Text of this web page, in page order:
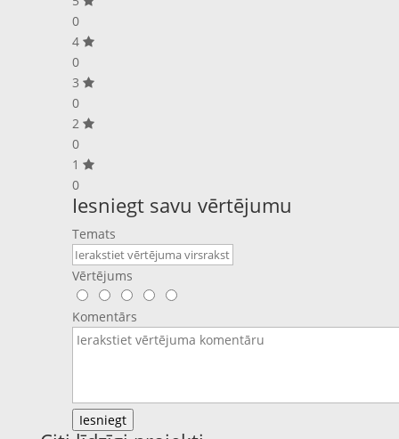
0
4
0
3
0
2
0
1
0
Iesniegt savu vērtējumu
Temats
Vērtējums
Komentārs
Iesniegt